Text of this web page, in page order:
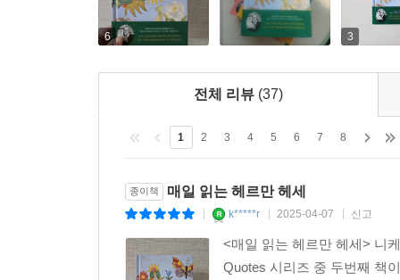
니케북스의 A Year of Quotes 시리즈에서는 헤
위인들의 문장을 통해 훌륭한 조언과 영감을 얻
기대한다.
6 3
전체 리뷰 (37)
1 2 3 4 5 6 7 8
종이책 매일 읽는 헤르만 헤세
k*****r 2025-04-07 신고
<매일 읽는 헤르만 헤세> 니
Quotes 시리즈 중 두번째 책